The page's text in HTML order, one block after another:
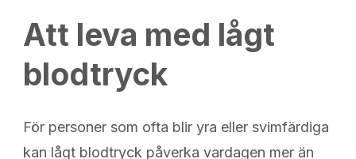
Att leva med lågt
blodtryck
För personer som ofta blir yra eller svimfärdiga
kan lågt blodtryck påverka vardagen mer än